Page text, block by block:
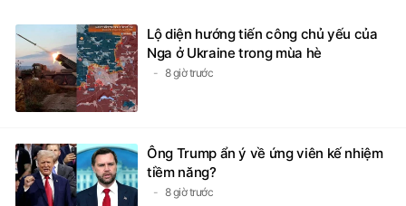
Lộ diện hướng tiến công chủ yếu của
Nga ở Ukraine trong mùa hè
8 giờ trước
Ông Trump ẩn ý về ứng viên kế nhiệm
tiềm năng?
8 giờ trước